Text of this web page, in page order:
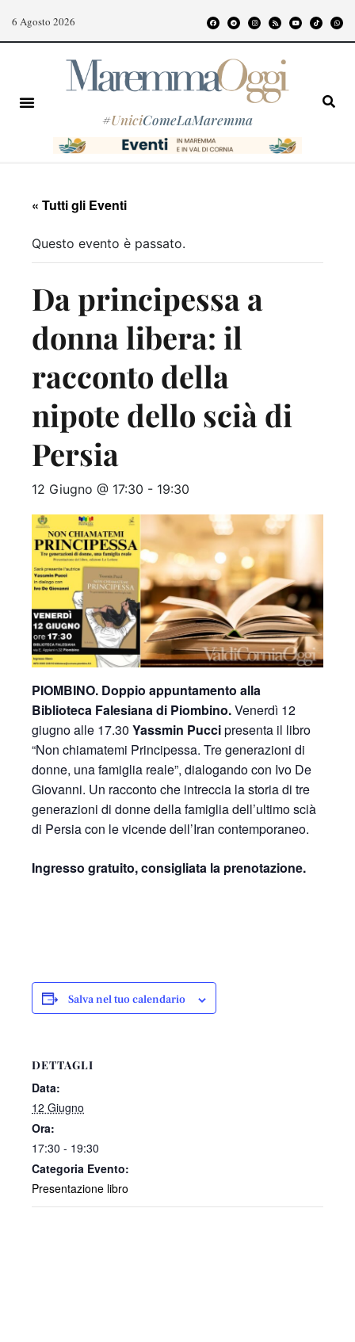
6 Agosto 2026
#UniciComeLaMaremma
« Tutti gli Eventi
Questo evento è passato.
Da principessa a
donna libera: il
racconto della
nipote dello scià di
Persia
12 Giugno @ 17:30 - 19:30
PIOMBINO. Doppio appuntamento alla
Biblioteca Falesiana di Piombino.Venerdì 12
giugno alle 17.30 Yassmin Puccipresenta il libro
“Non chiamatemi Principessa. Tre generazioni di
donne, una famiglia reale”, dialogando con Ivo De
Giovanni. Un racconto che intreccia la storia di tre
generazioni di donne della famiglia dell’ultimo scià
di Persia con le vicende dell’Iran contemporaneo.
Ingresso gratuito, consigliata la prenotazione.
Salva nel tuo calendario
DETTAGLI
Data:
12 Giugno
Ora:
17:30 - 19:30
Categoria Evento:
Presentazione libro